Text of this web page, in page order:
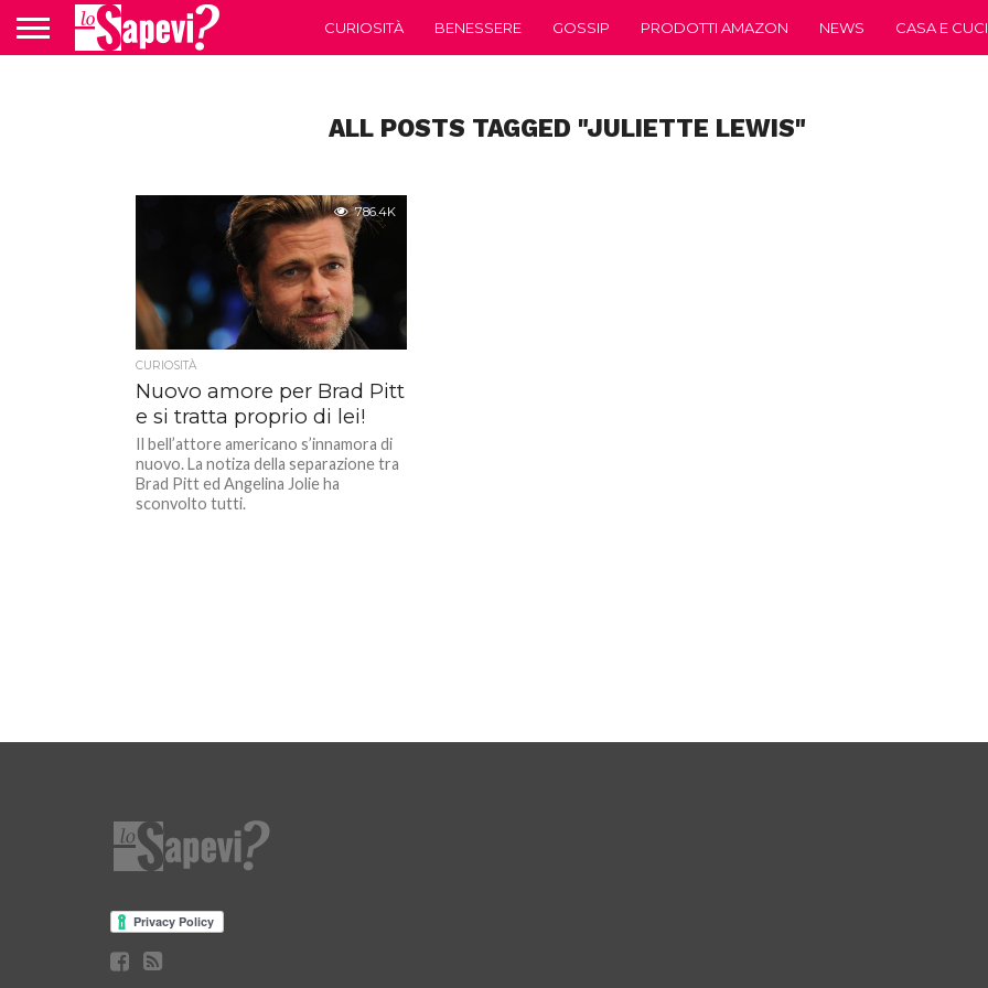
CURIOSITÀ BENESSERE GOSSIP PRODOTTI AMAZON NEWS CASA E
ALL POSTS TAGGED "JULIETTE LEWIS"
786.4K
CURIOSITÀ
Nuovo amore per Brad Pitt
e si tratta proprio di lei!
Il bell’attore americano s’innamora di
nuovo. La notiza della separazione tra
Brad Pitt ed Angelina Jolie ha
sconvolto tutti.